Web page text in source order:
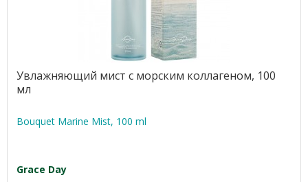
Увлажняющий мист с морским коллагеном, 100
мл
Bouquet Marine Mist, 100 ml
Grace Day